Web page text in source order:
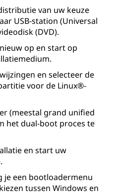
van uw keuze
USB-station (Universal
(DVD).
op en start op
en selecteer de
voor de Linux®-
(meestal grand unified
het dual-boot proces te
en start uw
je een bootloadermenu
tussen Windows en